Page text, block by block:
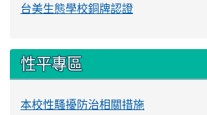
台美生態學校銅牌認證
性平專區
本校性騷擾防治相關措施